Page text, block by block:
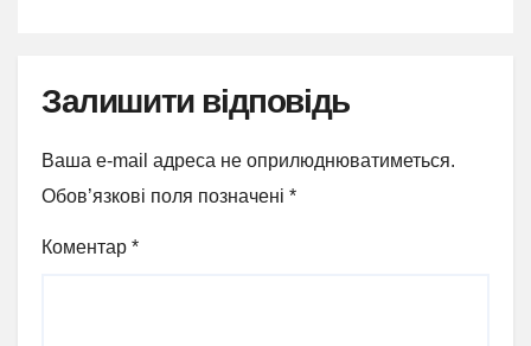
Залишити відповідь
Ваша e-mail адреса не оприлюднюватиметься.
Обов’язкові поля позначені *
Коментар *